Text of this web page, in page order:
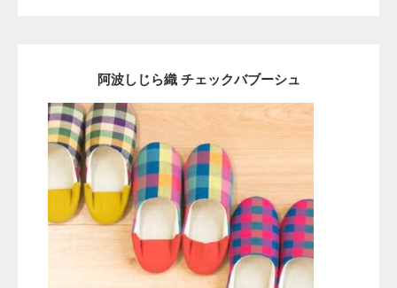
阿波しじら織 チェックバブーシュ